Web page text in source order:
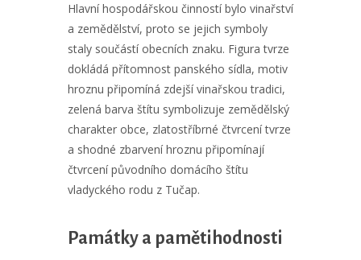
Hlavní hospodářskou činností bylo vinařství
a zemědělství, proto se jejich symboly
staly součástí obecních znaku. Figura tvrze
dokládá přítomnost panského sídla, motiv
hroznu připomíná zdejší vinařskou tradici,
zelená barva štítu symbolizuje zemědělský
charakter obce, zlatostříbrné čtvrcení tvrze
a shodné zbarvení hroznu připomínají
čtvrcení původního domácího štítu
vladyckého rodu z Tučap.
Památky a pamětihodnosti